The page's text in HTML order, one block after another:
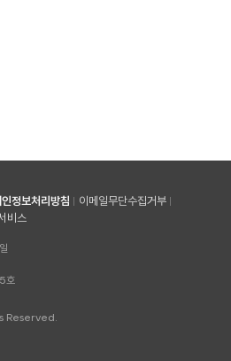
정보처리방침
이메일무단수집거부
비스
호
Reserved.